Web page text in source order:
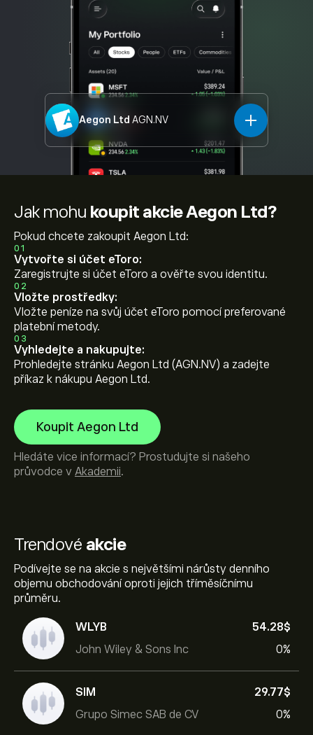
Aegon Ltd AGN.NV
Trendové akcie
Podívejte se na akcie s největšími nárůsty denního
objemu obchodování oproti jejich tříměsíčnímu
průměru.
WLYB
John Wiley & Sons Inc
54.28‎$‎
0%
SIM
Grupo Simec SAB de CV
29.77‎$‎
0%
Jak mohu koupit akcie Aegon Ltd?
Pokud chcete zakoupit Aegon Ltd:
01
Vytvořte si účet eToro:
Zaregistrujte si účet eToro a ověřte svou identitu.
02
Vložte prostředky:
Vložte peníze na svůj účet eToro pomocí preferované
platební metody.
03
Vyhledejte a nakupujte:
Prohledejte stránku Aegon Ltd (AGN.NV) a zadejte
příkaz k nákupu Aegon Ltd.
Koupit Aegon Ltd
Hledáte vice informací? Prostudujte si našeho
průvodce v Akademii.